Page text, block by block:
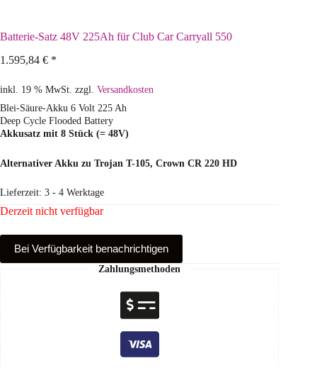
Batterie-Satz 48V 225Ah für Club Car Carryall 550
1.595,84 € *
inkl. 19 % MwSt. zzgl. Versandkosten
Blei-Säure-Akku 6 Volt 225 Ah
Deep Cycle Flooded Battery
Akkusatz mit 8 Stück (= 48V)
Alternativer Akku zu Trojan T-105, Crown CR 220 HD
Lieferzeit: 3 - 4 Werktage
Derzeit nicht verfügbar
Bei Verfüg­barkeit benachrichtigen
Zahlungsmethoden